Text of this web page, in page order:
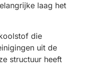
laag het
die
uit de
structuur heeft